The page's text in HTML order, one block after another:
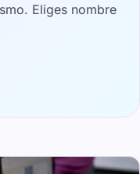
Eliges nombre